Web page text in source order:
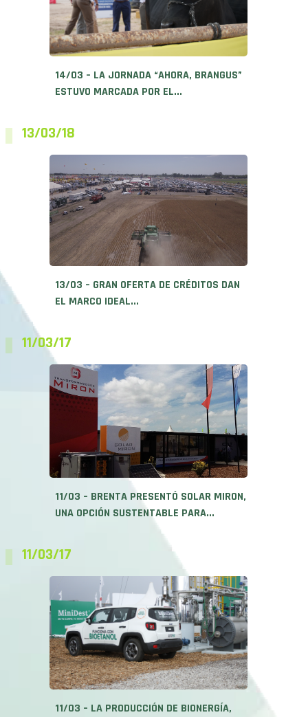
14/03 – LA JORNADA “AHORA, BRANGUS”
ESTUVO MARCADA POR EL...
13/03/18
13/03 – GRAN OFERTA DE CRÉDITOS DAN
EL MARCO IDEAL...
11/03/17
11/03 – BRENTA PRESENTÓ SOLAR MIRON,
UNA OPCIÓN SUSTENTABLE PARA...
11/03/17
11/03 – LA PRODUCCIÓN DE BIONERGÍA,